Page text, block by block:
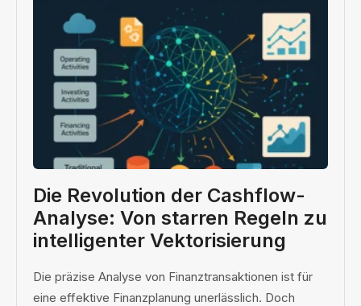
Die Revolution der Cashflow-
Analyse: Von starren Regeln zu
intelligenter Vektorisierung
Die präzise Analyse von Finanztransaktionen ist für
eine effektive Finanzplanung unerlässlich. Doch